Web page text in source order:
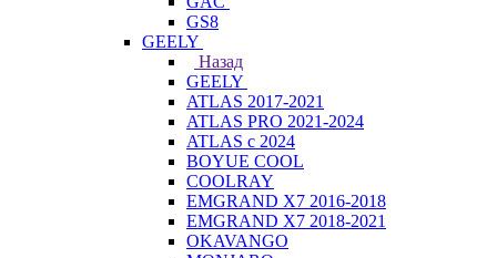
GS8
GEELY
Назад
GEELY
ATLAS 2017-2021
ATLAS PRO 2021-2024
ATLAS с 2024
BOYUE COOL
COOLRAY
EMGRAND X7 2016-2018
EMGRAND X7 2018-2021
OKAVANGO